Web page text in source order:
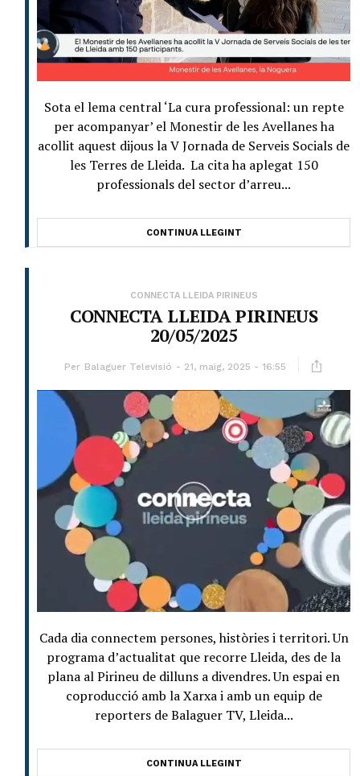
Sota el lema central ‘La cura professional: un repte
per acompanyar’ el Monestir de les Avellanes ha
acollit aquest dijous la V Jornada de Serveis Socials de
les Terres de Lleida. La cita ha aplegat 150
professionals del sector d’arreu...
CONTINUA LLEGINT
CONNECTA LLEIDA PIRINEUS
CONNECTA LLEIDA PIRINEUS
20/05/2025
Per Balaguer Televisió 21, maig, 2025 - 16:55
Cada dia connectem persones, històries i territori. Un
programa d’actualitat que recorre Lleida, des de la
plana al Pirineu de dilluns a divendres. Un espai en
coproducció amb la Xarxa i amb un equip de
reporters de Balaguer TV, Lleida...
CONTINUA LLEGINT